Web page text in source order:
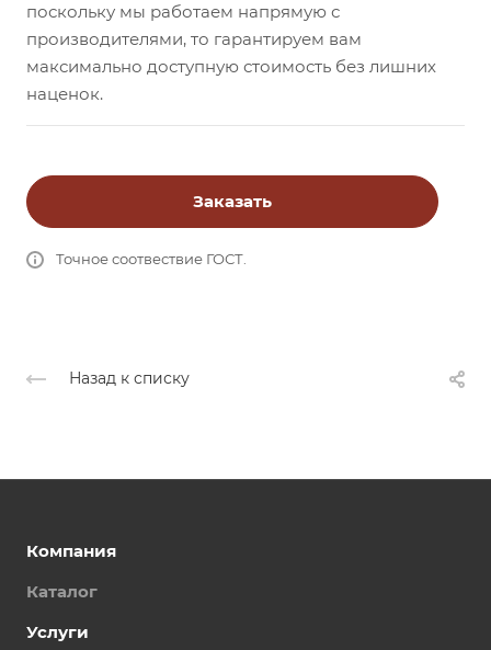
поскольку мы работаем напрямую с
производителями, то гарантируем вам
максимально доступную стоимость без лишних
наценок.
Заказать
Точное соотвествие ГОСТ.
Назад к списку
Компания
Каталог
Услуги